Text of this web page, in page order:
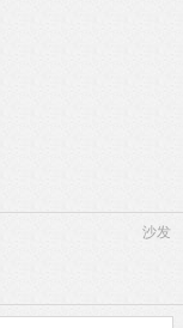
沙发